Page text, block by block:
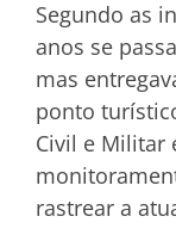
Segundo as
anos se
mas
ponto
Civil e Militar
rastrear a